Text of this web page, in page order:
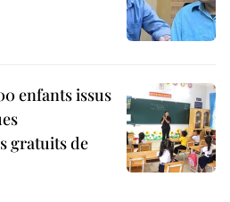
enfants issus
gratuits de